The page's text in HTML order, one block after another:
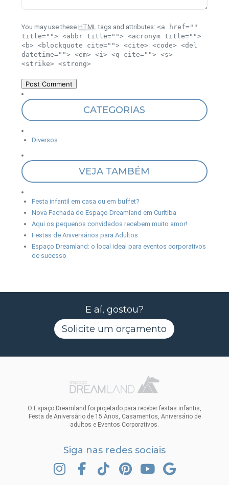
You may use these HTML tags and attributes: <a href=""
title=""> <abbr title=""> <acronym title="">
<b> <blockquote cite=""> <cite> <code> <del
datetime=""> <em> <i> <q cite=""> <s>
<strike> <strong>
CATEGORIAS
Diversos
VEJA TAMBÉM
Festa infantil em casa ou em buffet?
Nova Fachada do Espaço Dreamland em Curitiba
Aqui os pequenos convidados recebem muito amor!
Festas de Aniversários para Adultos
Espaço Dreamland: o local ideal para eventos corporativos
de sucesso
E aí, gostou?
Solicite um orçamento
O Espaço Dreamland foi projetado para receber festas infantis,
Festa de Aniversário de 15 Anos, Casamentos, Aniversário de
adultos e Eventos Corporativos.
Siga nas redes sociais
INSTAGRAMFACEBOOKTIK TOK PINTERESTYOUTUBE